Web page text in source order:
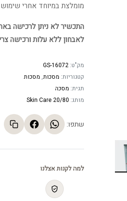
מומלצת במיוחד אחרי שימוש
התכשיר לא ניתן לרכישה
לאבחון ללא עלות ורכישה
מק"ט: GS-16072
קטגוריות: מסכות, מסכות
תגית: מסכה
מותג: 20/80 Skin Care
שתפו:
למה לקנות אצלנו